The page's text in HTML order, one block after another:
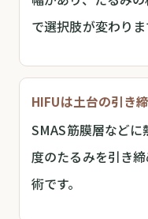
で選択肢が変わりま
HIFUは土台の引き
SMAS筋膜層など
度のたるみを引き
術です。